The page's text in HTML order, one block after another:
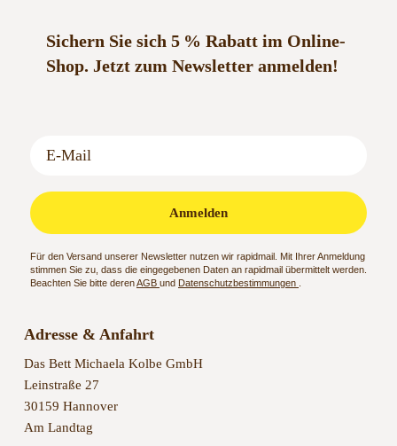
Sichern Sie sich 5 % Rabatt im Online-
Shop. Jetzt zum Newsletter anmelden!
Anmelden
Für den Versand unserer Newsletter nutzen wir rapidmail. Mit Ihrer Anmeldung
stimmen Sie zu, dass die eingegebenen Daten an rapidmail übermittelt werden.
Beachten Sie bitte derenAGB und Datenschutzbestimmungen
Adresse & Anfahrt
Das Bett Michaela Kolbe GmbH
Leinstraße 27
30159 Hannover
Am Landtag